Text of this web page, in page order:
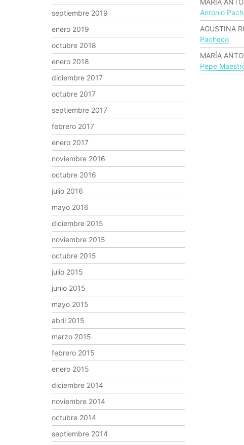
septiembre 2019
enero 2019
octubre 2018
enero 2018
diciembre 2017
octubre 2017
septiembre 2017
febrero 2017
enero 2017
noviembre 2016
octubre 2016
julio 2016
mayo 2016
diciembre 2015
noviembre 2015
octubre 2015
julio 2015
junio 2015
mayo 2015
abril 2015
marzo 2015
febrero 2015
enero 2015
diciembre 2014
noviembre 2014
octubre 2014
septiembre 2014
MARÍA
Antonio
AGUSTINA
Pacheco
MARÍA
Pepe